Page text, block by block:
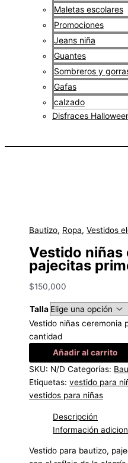
Maletas escolares
Promociones
Jeans niña
Guantes
Sombreros y
Gafas
calzado
Disfraces
Bautizo, Ropa,Vestidos
Vestido niñas
pajecitas
$150,000
Talla
Vestido niñas ceremonia
cantidad
Añadir al carrito
SKU: N/D Categorías:
Etiquetas:vestido para
vestidos para niñas
Descripción
Información
Vestido para bautizo,